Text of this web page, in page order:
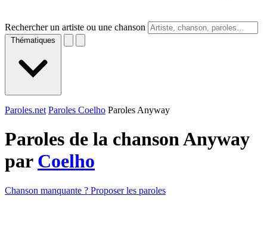
Rechercher un artiste ou une chanson
Thématiques
Paroles.net Paroles Coelho Paroles Anyway
Paroles de la chanson Anyway
par Coelho
Chanson manquante ? Proposer les paroles